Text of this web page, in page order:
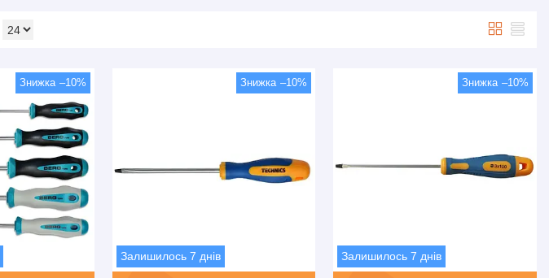
–10% –10%
Залишилось 7 днів
–10%
Залишилось 7 днів